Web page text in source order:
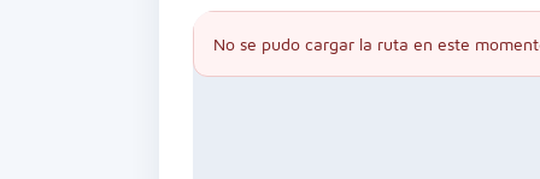
No se pudo cargar la ruta en este